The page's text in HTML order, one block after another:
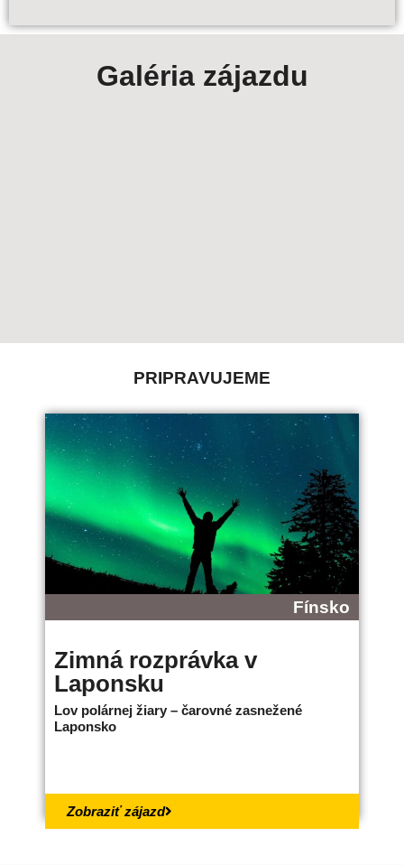
Galéria zájazdu
PRIPRAVUJEME
Fínsko
Zimná rozprávka v
Laponsku
Lov polárnej žiary – čarovné zasnežené
Laponsko
Zobraziť zájazd